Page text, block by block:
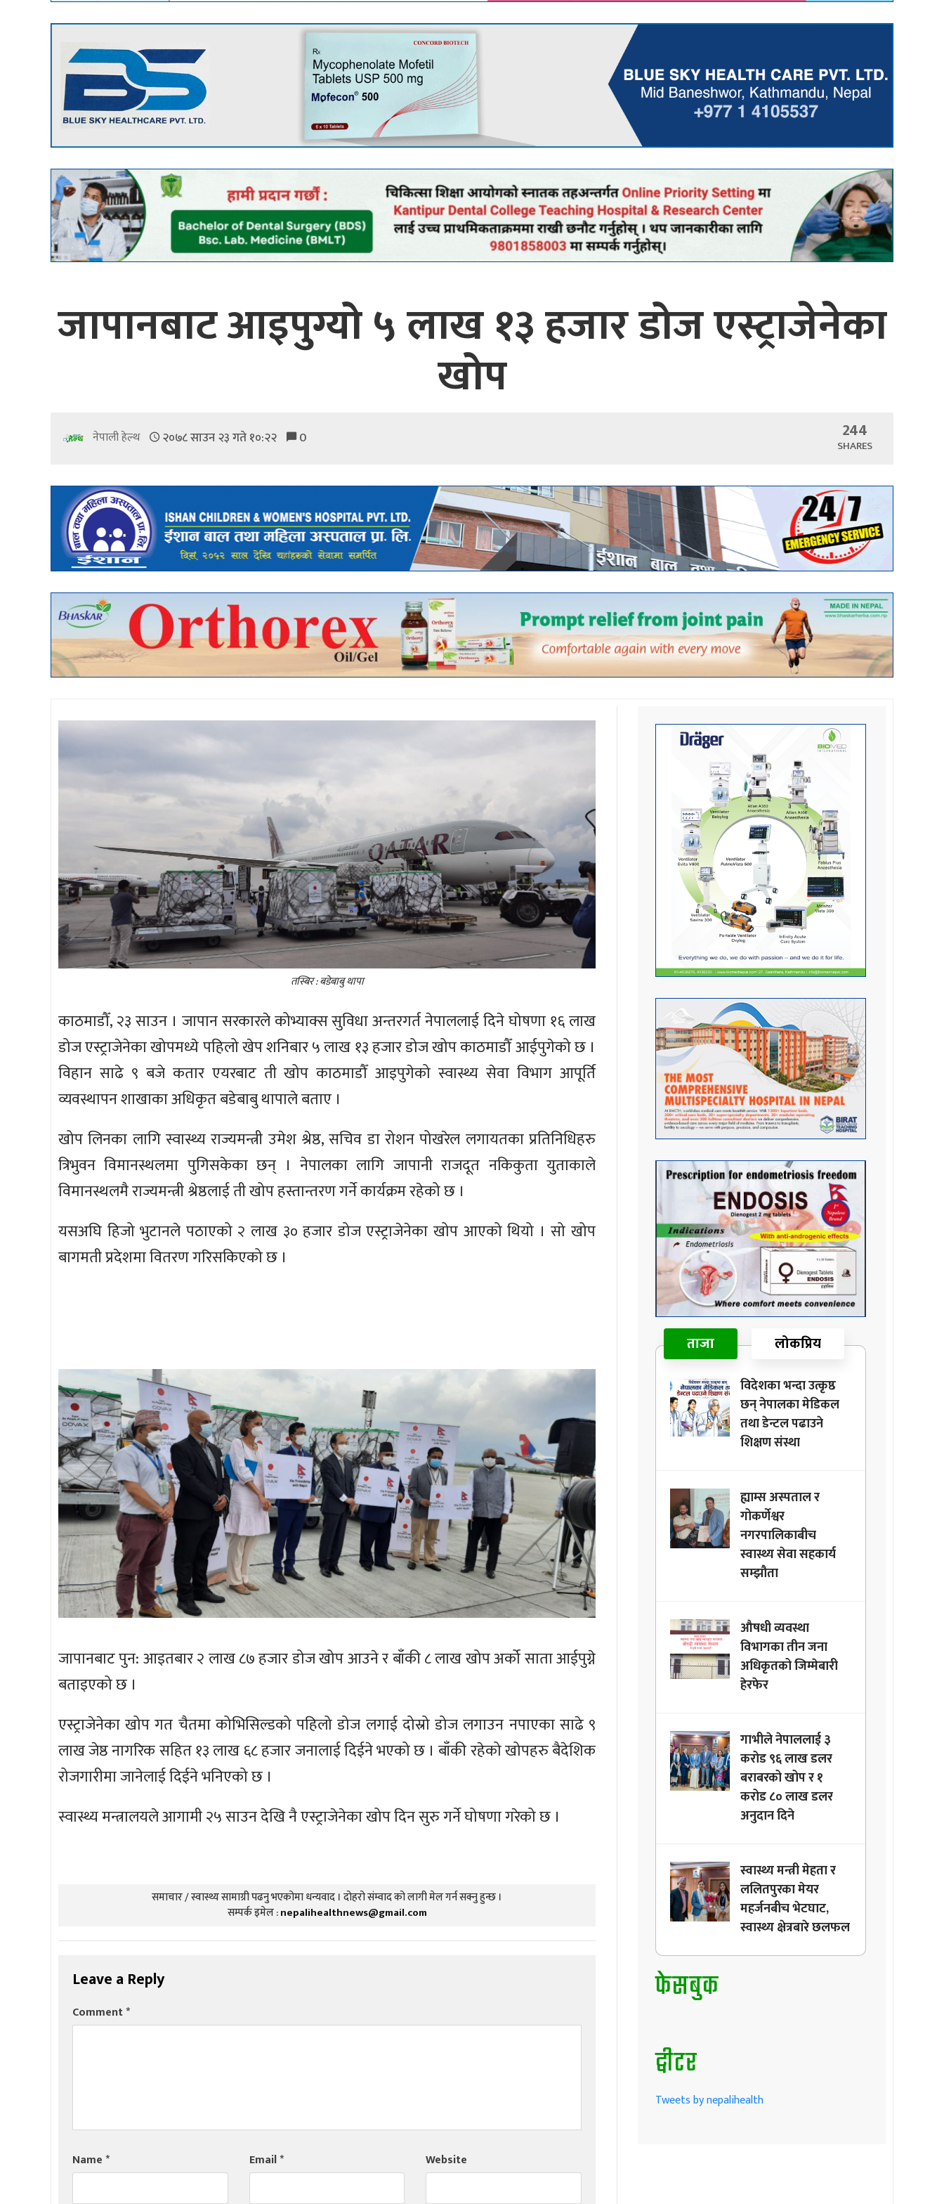
जापानबाट आइपुग्यो ५ लाख १३ हजार डोज एस्ट्राजेनेका
खोप
नेपाली हेल्थ २०७८ साउन २३ गते १०:२२ 0 244
SHARES
तस्बिर : बडेबाबु थापा
काठमाडौँ, २३ साउन । जापान सरकारले कोभ्याक्स सुविधा अन्तरगर्त नेपाललाई दिने घोषणा १६ लाख
डोज एस्ट्राजेनेका खोपमध्ये पहिलो खेप शनिबार ५ लाख १३ हजार डोज खोप काठमाडौँ आईपुगेको छ ।
विहान साढे ९ बजे कतार एयरबाट ती खोप काठमाडौँ आइपुगेको स्वास्थ्य सेवा विभाग आपूर्ति
व्यवस्थापन शाखाका अधिकृत बडेबाबु थापाले बताए ।
खोप लिनका लागि स्वास्थ्य राज्यमन्त्री उमेश श्रेष्ठ, सचिव डा रोशन पोखरेल लगायतका प्रतिनिधिहरु
त्रिभुवन विमानस्थलमा पुगिसकेका छन् । नेपालका लागि जापानी राजदूत नकिकुता युताकाले
विमानस्थलमै राज्यमन्त्री श्रेष्ठलाई ती खोप हस्तान्तरण गर्ने कार्यक्रम रहेको छ ।
यसअघि हिजो भुटानले पठाएको २ लाख ३० हजार डोज एस्ट्राजेनेका खोप आएको थियो । सो खोप
बागमती प्रदेशमा वितरण गरिसकिएको छ ।
जापानबाट पुन: आइतबार २ लाख ८७ हजार डोज खोप आउने र बाँकी ८ लाख खोप अर्को साता आईपुग्ने
बताइएको छ ।
एस्ट्राजेनेका खोप गत चैतमा कोभिसिल्डको पहिलो डोज लगाई दोस्रो डोज लगाउन नपाएका साढे ९
लाख जेष्ठ नागरिक सहित १३ लाख ६८ हजार जनालाई दिईने भएको छ । बाँकी रहेको खोपहरु बैदेशिक
रोजगारीमा जानेलाई दिईने भनिएको छ ।
स्वास्थ्य मन्त्रालयले आगामी २५ साउन देखि नै एस्ट्राजेनेका खोप दिन सुरु गर्ने घोषणा गरेको छ ।
समाचार / स्वास्थ्य सामाग्री पढनु भएकोमा धन्यवाद । दोहरो संम्वाद को लागी मेल गर्न सक्नु हुन्छ ।
सम्पर्क इमेल :nepalihealthnews@gmail.com
Leave a Reply
Comment*
Name* Email* Website
ताजा लोकप्रिय
विदेशका भन्दा उत्कृष्ठ
छन् नेपालका मेडिकल
तथा डेन्टल पढाउने
शिक्षण संस्था
ह्याम्स अस्पताल र
गोकर्णेश्वर
नगरपालिकाबीच
स्वास्थ्य सेवा सहकार्य
सम्झौता
औषधी व्यवस्था
विभागका तीन जना
अधिकृतको जिम्मेबारी
हेरफेर
गाभीले नेपाललाई ३
करोड ९६ लाख डलर
बराबरको खोप र १
करोड ८० लाख डलर
अनुदान दिने
स्वास्थ्य मन्त्री मेहता र
ललितपुरका मेयर
महर्जनबीच भेटघाट,
स्वास्थ्य क्षेत्रबारे छलफल
फेसबुक
ट्वीटर
Tweets by nepalihealth